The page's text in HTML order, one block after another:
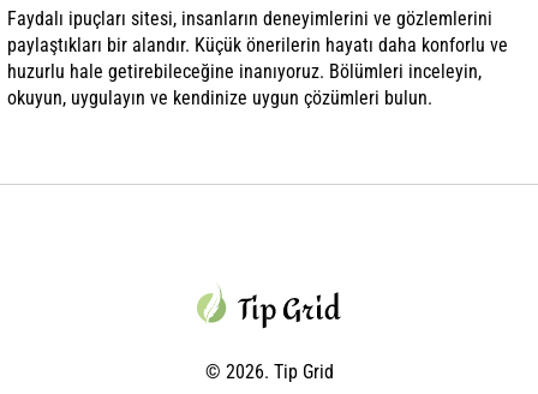
Faydalı ipuçları sitesi, insanların deneyimlerini ve gözlemlerini
paylaştıkları bir alandır. Küçük önerilerin hayatı daha konforlu ve
huzurlu hale getirebileceğine inanıyoruz. Bölümleri inceleyin,
okuyun, uygulayın ve kendinize uygun çözümleri bulun.
© 2026. Tip Grid